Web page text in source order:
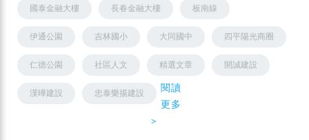
國泰金融大樓 長春金融大樓 板南線
伊通公園 吉林國小 大同國中 四平陽光商圈
仁德公園 社區人文 精選文章 開誠建設
漢曄建設 忠泰樂揚建設
閱讀
更多
＞